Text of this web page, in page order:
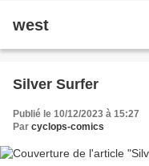
west
Silver Surfer
Publié le 10/12/2023 à 15:27
Par cyclops-comics